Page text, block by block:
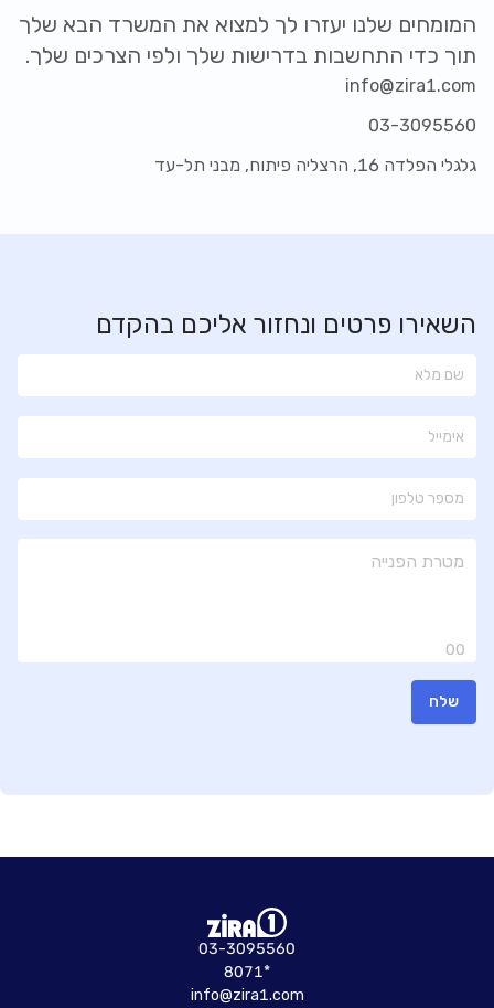
המומחים שלנו יעזרו לך למצוא את המשרד הבא שלך
תוך כדי התחשבות בדרישות שלך ולפי הצרכים שלך.
info@zira1.com
03-3095560
גלגלי הפלדה 16, הרצליה פיתוח, מבני תל-עד
השאירו פרטים ונחזור אליכם בהקדם
00
שלח
03-3095560
8071*
info@zira1.com